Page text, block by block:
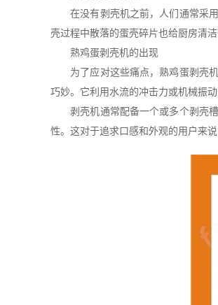
在没有剥壳机之前，人们通常采用
壳过程中散落的蛋壳碎片也给厨房清
熟鸡蛋剥壳机的出现
为了应对这些痛点，熟鸡蛋剥壳机
巧妙。它利用水流的冲击力或机械振
剥壳机通常配备一个或多个剥壳槽
性。这对于追求口感和外观的用户来